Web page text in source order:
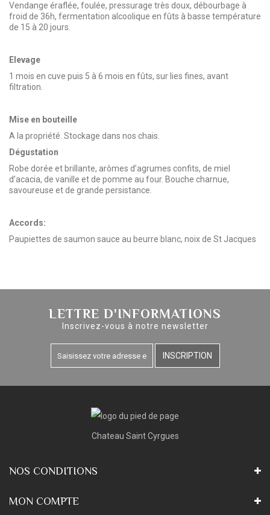
Vendange éraflée, foulée, pressurage très doux, débourbage à
froid de 36h, fermentation alcoolique en fûts à basse température
de 15 à 20 jours.
Elevage
1 mois en cuve puis 5 à 6 mois en fûts, sur lies fines, avant
filtration.
Mise en bouteille
A la propriété. Stockage dans nos chais.
Dégustation
Robe dorée et brillante, arômes d’agrumes confits, de miel
d’acacia, de vanille et de pomme au four. Bouche charnue,
savoureuse et de grande persistance.
Accords:
Paupiettes de saumon sauce au beurre blanc, noix de St Jacques
LETTRE D'INFORMATIONS
Inscrivez-vous à notre newsletter
INSCRIPTION
Chateau Saint Cyrgues
NOS CONDITIONS
MON COMPTE